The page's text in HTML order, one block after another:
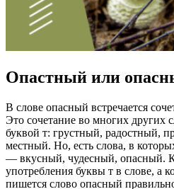
Опастный или
В слове опасный встречается
Это сочетание во многих других
буквой т: грустный, радостный,
местный. Но, есть слова, в
— вкусный, чудесный, опасный.
употребления буквы т в слове, а
пишется слово опасный